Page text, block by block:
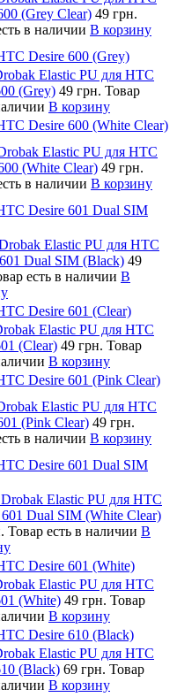
(Grey Clear) 49 грн.
в наличии В корзину
Desire 600 (Grey)
Elastic PU для HTC
(Grey) 49 грн. Товар
В корзину
Desire 600 (White Clear)
Elastic PU для HTC
(White Clear) 49 грн.
в наличии В корзину
Desire 601 Dual SIM
Elastic PU для HTC
Dual SIM (Black) 49
есть в наличии В
Desire 601 (Clear)
Elastic PU для HTC
(Clear) 49 грн. Товар
В корзину
Desire 601 (Pink Clear)
Elastic PU для HTC
(Pink Clear) 49 грн.
в наличии В корзину
Desire 601 Dual SIM
Elastic PU для HTC
Dual SIM (White Clear)
Товар есть в наличии В
Desire 601 (White)
Elastic PU для HTC
(White) 49 грн. Товар
В корзину
Desire 610 (Black)
Elastic PU для HTC
(Black) 69 грн. Товар
В корзину